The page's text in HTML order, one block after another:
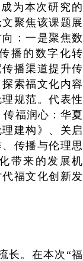
为本次研究的
聚焦该课题展
：一是聚焦数
播的数字化转
播渠道提升传
索福文化内容
规范。代表性
福润心：华夏
建构》、关启
传播与伦理思
带来的发展机
福文化创新发
长。在本次“福